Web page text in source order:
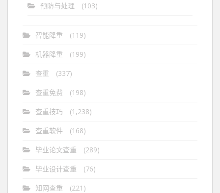
预防与处理 (103)
智能降重 (119)
机器降重 (199)
查重 (337)
查重免费 (198)
查重技巧 (1,238)
查重软件 (168)
毕业论文查重 (289)
毕业设计查重 (76)
知网查重 (221)